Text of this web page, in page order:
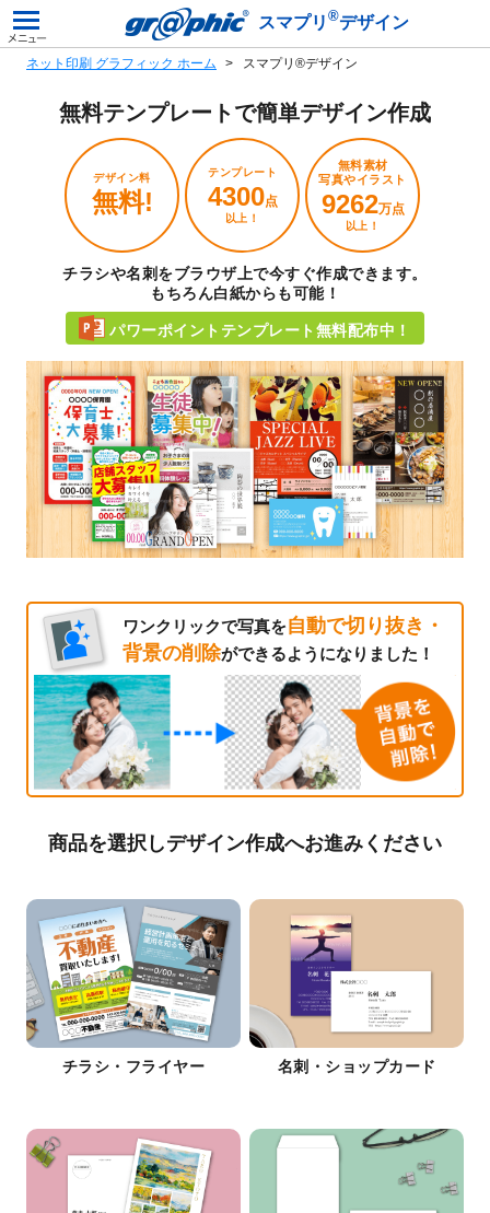
スマプリ ®デザイン
ネット印刷 グラフィック ホーム スマプリ®デザイン
無料テンプレートで簡単デザイン作成
デザイン料
無料!
テンプレート
4300点
以上！
無料素材
写真やイラスト
9262万点
以上！
チラシや名刺をブラウザ上で今すぐ作成できます。
もちろん白紙からも可能！
パワーポイントテンプレート無料配布中！
ワンクリックで写真を自動で切り抜き・
背景の削除ができるようになりました！
商品を選択しデザイン作成へお進みください
チラシ・フライヤー 名刺・ショップカード